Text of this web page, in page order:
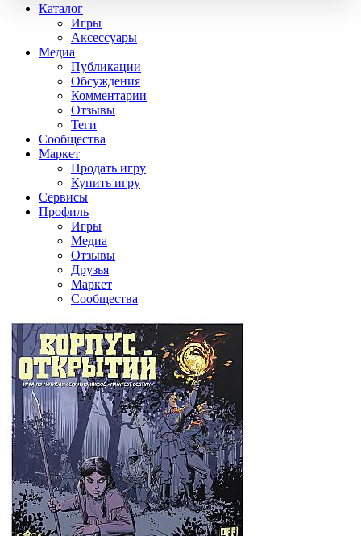
Каталог
Игры
Аксессуары
Медиа
Публикации
Обсуждения
Комментарии
Отзывы
Теги
Сообщества
Маркет
Продать игру
Купить игру
Сервисы
Профиль
Игры
Медиа
Отзывы
Друзья
Маркет
Сообщества